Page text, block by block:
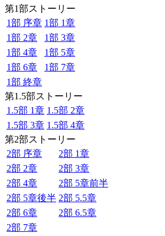
第1部ストーリー
1部 序章 1部 1章
1部 2章
1部 3章
1部 4章
1部 5章
1部 6章
1部 7章
1部 終章
第1.5部ストーリー
1.5部 1章 1.5部 2章
1.5部 3章 1.5部 4章
第2部ストーリー
2部 序章
2部 1章
2部 2章
2部 3章
2部 4章
2部 5章前半
2部 5章後半 2部 5.5章
2部 6章
2部 6.5章
2部 7章